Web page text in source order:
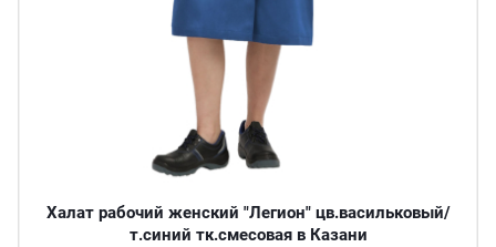
Халат рабочий женский "Легион" цв.васильковый/
т.синий тк.смесовая в Казани